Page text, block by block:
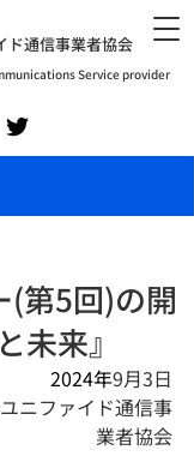
ド通信事業者協会
Service provider
(第5回)の開
未来』
2024年9月3日
ニファイド通信事
業者協会